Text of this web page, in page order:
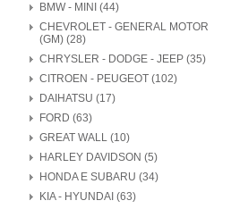
BMW - MINI (44)
CHEVROLET - GENERAL MOTOR
(GM) (28)
CHRYSLER - DODGE - JEEP (35)
CITROEN - PEUGEOT (102)
DAIHATSU (17)
FORD (63)
GREAT WALL (10)
HARLEY DAVIDSON (5)
HONDA E SUBARU (34)
KIA - HYUNDAI (63)